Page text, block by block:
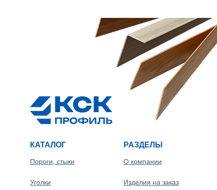
РАЗДЕЛЫ
КАТАЛОГ
О компании
Изделия на заказ
Уголки
Пороги, стыки